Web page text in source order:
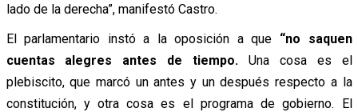
lado de la derecha”, manifestó Castro.
El parlamentario instó a la oposición a que “no saquen
cuentas alegres antes de tiempo. Una cosa es el
plebiscito, que marcó un antes y un después respecto a la
constitución, y otra cosa es el programa de gobierno. El